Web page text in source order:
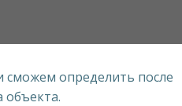
сможем определить после
объекта.